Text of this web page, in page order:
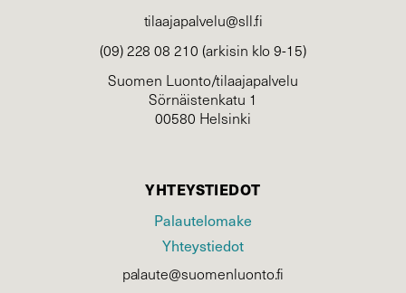
tilaajapalvelu@sll.fi
(09) 228 08 210 (arkisin klo 9-15)
Suomen Luonto/tilaajapalvelu
Sörnäistenkatu 1
00580 Helsinki
YHTEYSTIEDOT
Palautelomake
Yhteystiedot
palaute@suomenluonto.fi